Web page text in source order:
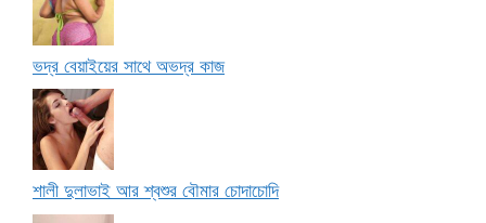
ভদ্র বেয়াইয়ের সাথে অভদ্র কাজ
শালী দুলাভাই আর শ্বশুর বৌমার চোদাচোদি